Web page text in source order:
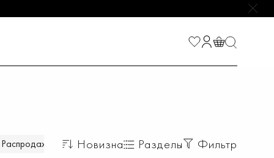
Распродажа Новизна Разделы Фильтр